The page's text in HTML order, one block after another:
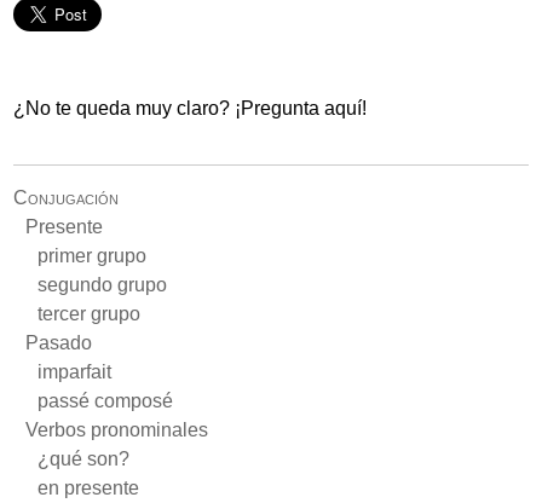
¿No te queda muy claro? ¡Pregunta aquí!
Conjugación
Presente
primer grupo
segundo grupo
tercer grupo
Pasado
imparfait
passé composé
Verbos pronominales
¿qué son?
en presente